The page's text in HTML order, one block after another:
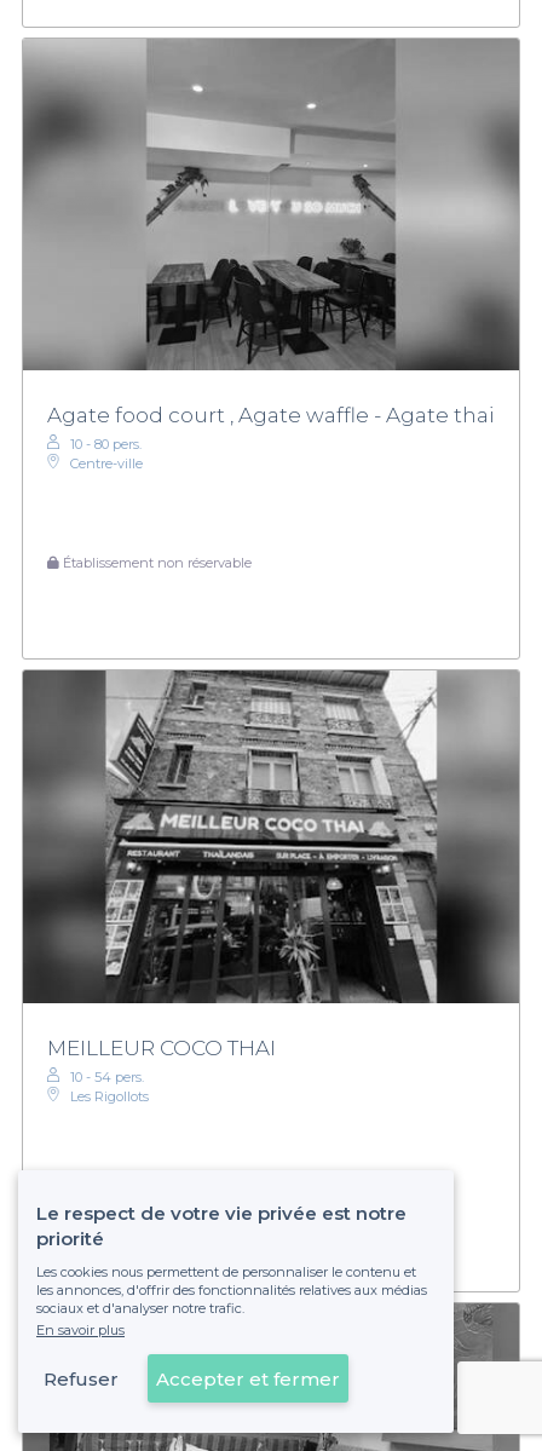
Agate food court , Agate waffle - Agate thai
10 - 80 pers.
Centre-ville
Établissement non réservable
MEILLEUR COCO THAI
10 - 54 pers.
Les Rigollots
Voir sur la carte
Le respect de votre vie privée est notre
priorité
Les cookies nous permettent de personnaliser le contenu et
les annonces, d'offrir des fonctionnalités relatives aux médias
sociaux et d'analyser notre trafic.
En savoir plus
Refuser Accepter et fermer